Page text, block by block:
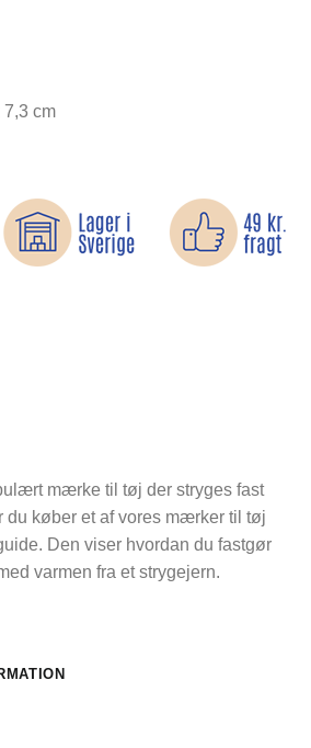
7,3 cm
mærke til tøj der stryges fast
du køber et af vores mærker til tøj
Den viser hvordan du fastgør
varmen fra et strygejern.